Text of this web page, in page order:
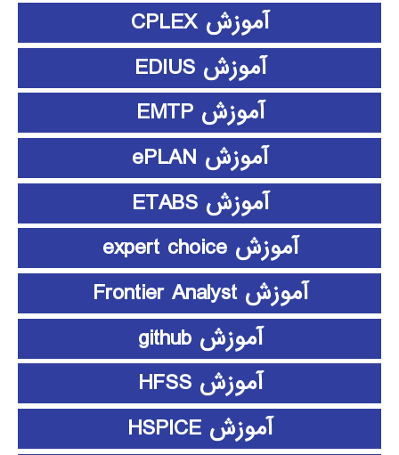
آموزش CPLEX
آموزش EDIUS
آموزش EMTP
آموزش ePLAN
آموزش ETABS
آموزش expert choice
آموزش Frontier Analyst
آموزش github
آموزش HFSS
آموزش HSPICE